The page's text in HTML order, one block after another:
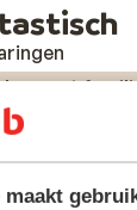
maakt
met
l
d un
l
d un